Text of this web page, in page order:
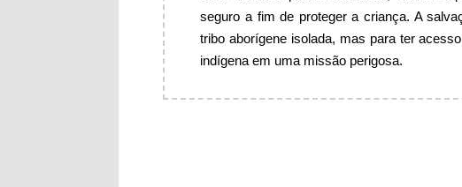
seguro a fim de proteger a criança. A
tribo aborígene isolada, mas para ter
indígena em uma missão perigosa.